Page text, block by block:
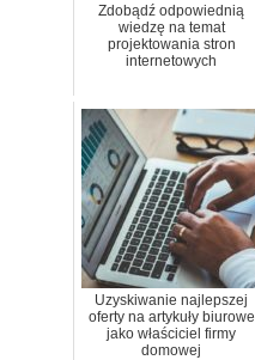
Zdobądź odpowiednią
wiedzę na temat
projektowania stron
internetowych
Uzyskiwanie najlepszej
oferty na artykuły biurowe
jako właściciel firmy
domowej